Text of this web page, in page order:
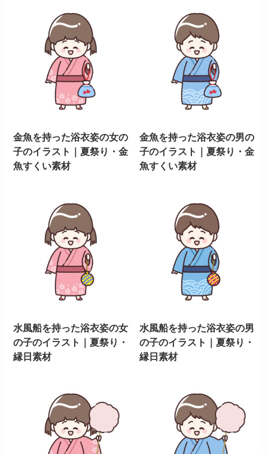
金魚を持った浴衣姿の女の
子のイラスト｜夏祭り・金
魚すくい素材
金魚を持った浴衣姿の男の
子のイラスト｜夏祭り・金
魚すくい素材
水風船を持った浴衣姿の女
の子のイラスト｜夏祭り・
縁日素材
水風船を持った浴衣姿の男
の子のイラスト｜夏祭り・
縁日素材